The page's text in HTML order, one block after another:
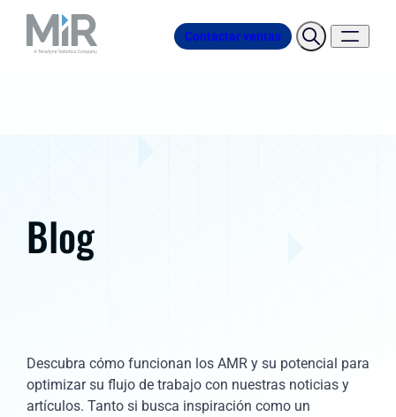
Contactar ventas
Blog
Descubra cómo funcionan los AMR y su potencial para
optimizar su flujo de trabajo con nuestras noticias y
artículos. Tanto si busca inspiración como un